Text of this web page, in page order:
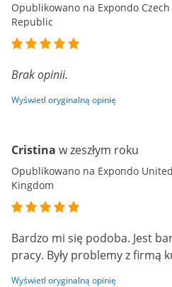
Opublikowano na Expondo Czech
Republic
Brak opinii.
Wyświetl oryginalną opinię
Cristina w zeszłym roku
Opublikowano na Expondo United
Kingdom
Bardzo mi się podoba. Jest
pracy. Były problemy z firmą
Wyświetl oryginalną opinię